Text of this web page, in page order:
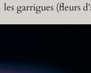
les garrigues (fleurs